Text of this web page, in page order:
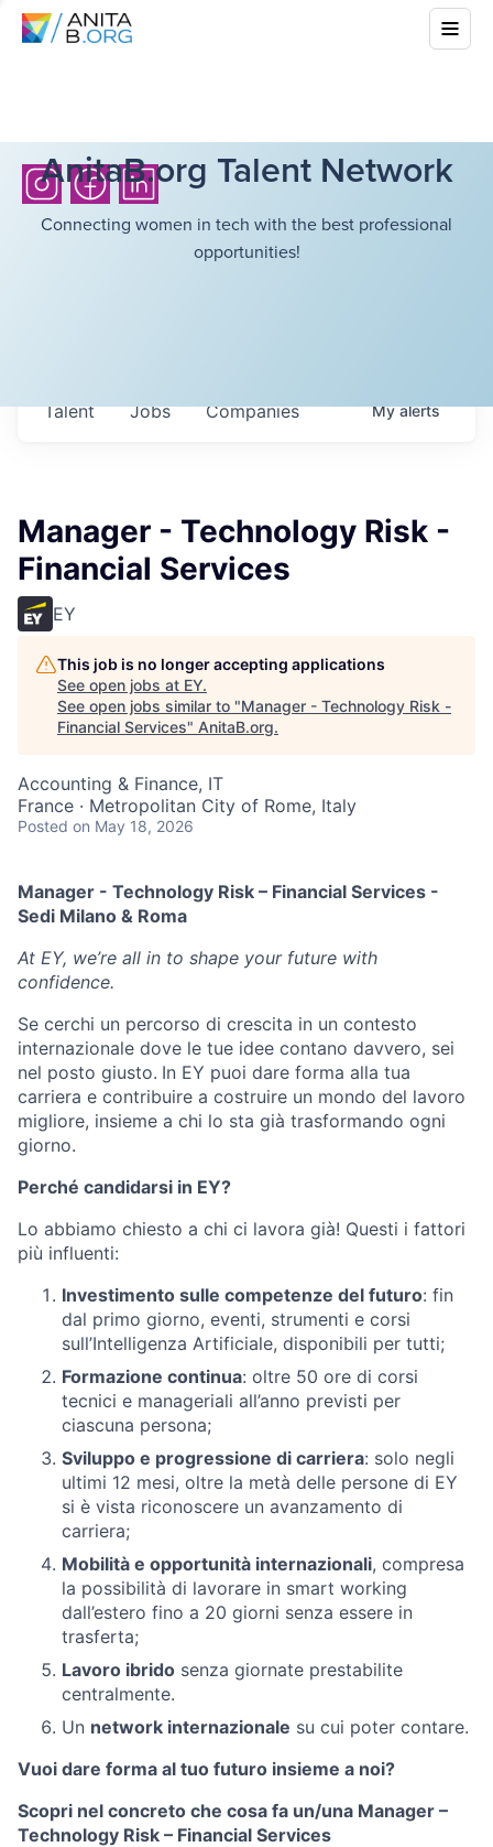
AnitaB.org Talent Network
Connecting women in tech with the best professional
opportunities!
Jobs Companies
Talent Myalerts
Manager - Technology Risk -
Financial Services
EY
This job is no longer accepting applications
See open jobs at EY.
See open jobs similar to "Manager - Technology Risk -
Financial Services" AnitaB.org.
Accounting & Finance, IT
France · Metropolitan City of Rome, Italy
Posted on May 18, 2026
Manager - Technology Risk – Financial Services -
Sedi Milano & Roma
At EY, we’re all in to shape your future with
confidence.
Se cerchi un percorso di crescita in un contesto
internazionale dove le tue idee contano davvero, sei
nel posto giusto. In EY puoi dare forma alla tua
carriera e contribuire a costruire un mondo del lavoro
migliore, insieme a chi lo sta già trasformando ogni
giorno.
Perché candidarsi in EY?
Lo abbiamo chiesto a chi ci lavora già! Questi i fattori
più influenti:
Investimento sulle competenze del futuro: fin
dal primo giorno, eventi, strumenti e corsi
sull’Intelligenza Artificiale, disponibili per tutti;
Formazione continua: oltre 50 ore di corsi
tecnici e manageriali all’anno previsti per
ciascuna persona;
Sviluppo e progressione di carriera: solo negli
ultimi 12 mesi, oltre la metà delle persone di EY
si è vista riconoscere un avanzamento di
carriera;
Mobilità e opportunità internazionali, compresa
la possibilità di lavorare in smart working
dall’estero fino a 20 giorni senza essere in
trasferta;
Lavoro ibrido senza giornate prestabilite
centralmente.
Un network internazionale su cui poter contare.
Vuoi dare forma al tuo futuro insieme a noi?
Scopri nel concreto che cosa fa un/una Manager –
Technology Risk – Financial Services